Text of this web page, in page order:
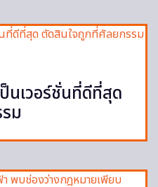
ป็นเวอร์ชั่นที่ดีที่สุด
ม